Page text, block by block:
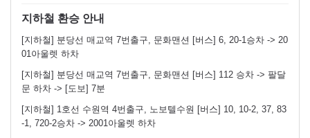
지하철 환승 안내
[지하철] 분당선 매교역 7번출구, 문화맨션 [버스] 6, 20-1승차 -> 20
01아울렛 하차
[지하철] 분당선 매교역 7번출구, 문화맨션 [버스] 112 승차 -> 팔달
문 하차 -> [도보] 7분
[지하철] 1호선 수원역 4번출구, 노보텔수원 [버스] 10, 10-2, 37, 83
-1, 720-2승차 -> 2001아울렛 하차